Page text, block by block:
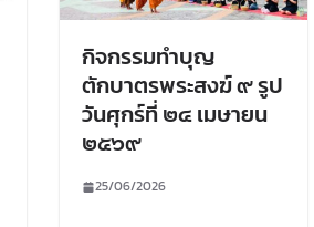
กิจกรรมทำบุญ
ตักบาตรพระสงฆ์ ๙ รูป
วันศุกร์ที่ ๒๔ เมษายน
๒๕๖๙
25/06/2026